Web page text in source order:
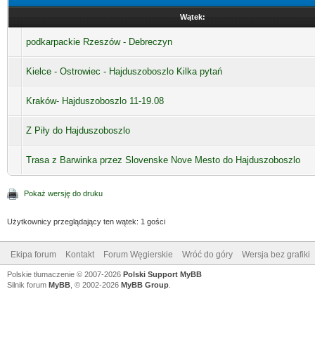
Wątek:
podkarpackie Rzeszów - Debreczyn
Kielce - Ostrowiec - Hajduszoboszlo Kilka pytań
Kraków- Hajduszoboszlo 11-19.08
Z Piły do Hajduszoboszlo
Trasa z Barwinka przez Slovenske Nove Mesto do Hajduszoboszlo
Pokaż wersję do druku
Użytkownicy przeglądający ten wątek: 1 gości
Ekipa forum Kontakt Forum Węgierskie Wróć do góry Wersja bez grafiki
Polskie tłumaczenie © 2007-2026 Polski Support MyBB
Silnik forum MyBB , © 2002-2026 MyBB Group